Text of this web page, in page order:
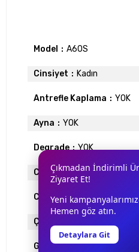
Model A60S
Cinsiyet Kadın
Antrefle Kaplama YOK
Ayna YOK
Degrade YOK
Cam Materyali ORGANİK
Cam Rengi SARI
Çerçeve Materyali
Gövde Rengi ALTIN
Çıkmadan İndirimli
Ziyaret Et!
Yeni
Hemen göz atın.
Detaylara Git